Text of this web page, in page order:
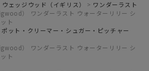
ウェッジウッド（イギリス）
ワンダーラスト
） ワンダーラスト ウォーターリリー シ
ト
ポット・クリーマー・シュガー・ピッチャー
） ワンダーラスト ウォーターリリー シ
ト